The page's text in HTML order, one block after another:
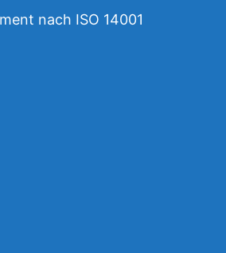
nach ISO 14001